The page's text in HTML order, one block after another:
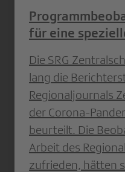
für eine
Die SRG
lang die
Regionaljournals
der Corona-
beurteilt. Die
Arbeit des
zufrieden, hätten